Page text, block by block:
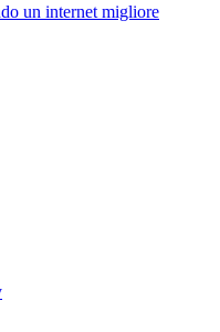
un internet migliore